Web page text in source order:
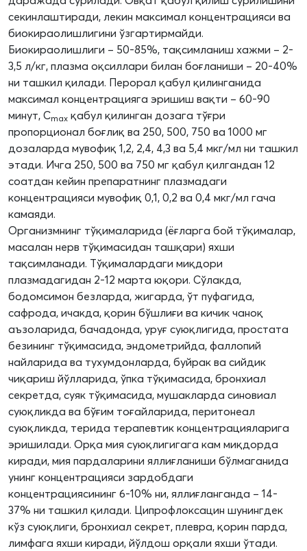
секинлаштиради, лекин максимал концентрацияси ва
биокираолишлигини ўзгартирмайди.
Биокираолишлиги – 50-85%, тақсимланиш хажми – 2-
3,5 л/кг, плазма оқсиллари билан боғланиши – 20-40%
ни ташкил қилади. Перорал қабул қилинганида
максимал концентрацияга эришиш вақти – 60-90
минут, Сmax қабул қилинган дозага тўғри
пропорционал боғлиқ ва 250, 500, 750 ва 1000 мг
дозаларда мувофиқ 1,2, 2,4, 4,3 ва 5,4 мкг/мл ни ташкил
этади. Ичга 250, 500 ва 750 мг қабул қилгандан 12
соатдан кейин препаратнинг плазмадаги
концентрацияси мувофиқ 0,1, 0,2 ва 0,4 мкг/мл гача
камаяди.
Организмнинг тўқималарида (ёғларга бой тўқималар,
масалан нерв тўқимасидан ташқари) яхши
тақсимланади. Тўқималардаги миқдори
плазмадагидан 2-12 марта юқори. Сўлакда,
бодомсимон безларда, жигарда, ўт пуфагида,
сафрода, ичакда, қорин бўшлиғи ва кичик чаноқ
аъзоларида, бачадонда, уруғ суюқлигида, простата
безининг тўқимасида, эндометрийда, фаллопий
найларида ва тухумдонларда, буйрак ва сийдик
чиқариш йўлларида, ўпка тўқимасида, бронхиал
секретда, суяк тўқимасида, мушакларда синовиал
суюқликда ва бўғим тоғайларида, перитонеал
суюқликда, терида терапевтик концентрацияларига
эришилади. Орқа мия суюқлигигага кам миқдорда
киради, мия пардаларини яллиғланиши бўлмаганида
унинг концентрацияси зардобдаги
концентрациясининг 6-10% ни, яллиғланганда – 14-
37% ни ташкил қилади. Ципрофлоксацин шунингдек
кўз суюқлиги, бронхиал секрет, плевра, қорин парда,
лимфага яхши киради, йўлдош орқали яхши ўтади.